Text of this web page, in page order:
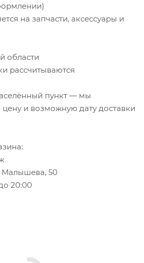
на запчасти, аксессуары и
области
рассчитываются
пункт — мы
и возможную дату доставки
Малышева, 50
20:00